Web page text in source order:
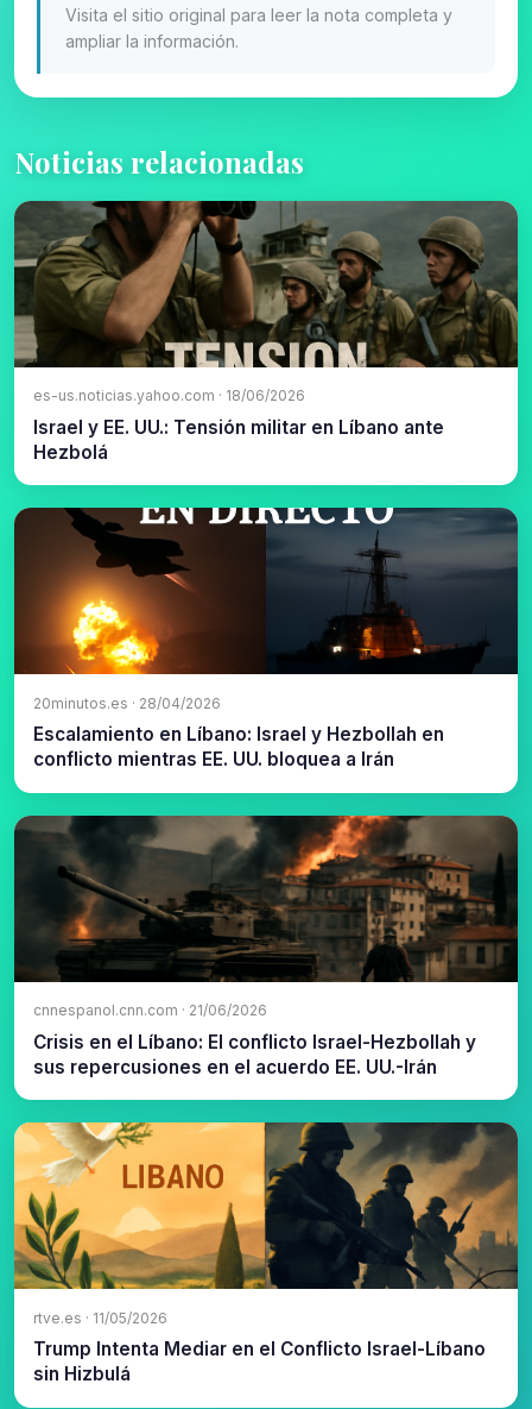
Visita el sitio original para leer la nota completa y
ampliar la información.
Noticias relacionadas
es-us.noticias.yahoo.com · 18/06/2026
Israel y EE. UU.: Tensión militar en Líbano ante
Hezbolá
20minutos.es · 28/04/2026
Escalamiento en Líbano: Israel y Hezbollah en
conflicto mientras EE. UU. bloquea a Irán
cnnespanol.cnn.com · 21/06/2026
Crisis en el Líbano: El conflicto Israel-Hezbollah y
sus repercusiones en el acuerdo EE. UU.-Irán
rtve.es · 11/05/2026
Trump Intenta Mediar en el Conflicto Israel-Líbano
sin Hizbulá